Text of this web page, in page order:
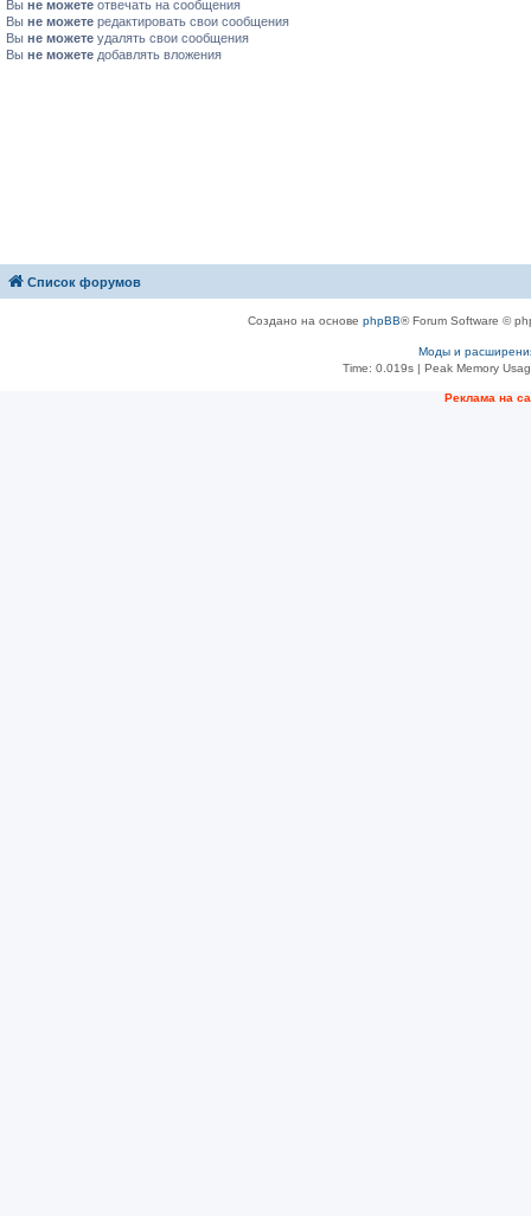
Вы не можете отвечать на сообщения
Вы не можете редактировать свои сообщения
Вы не можете удалять свои сообщения
Вы не можете добавлять вложения
Список форумов
Создано на основе phpBB® Forum Software ©
Моды и
Time: 0.019s| Peak Memory
Рeклама на